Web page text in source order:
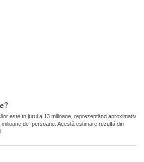
este în jurul a 13 milioane, reprezentând aproximativ
de persoane. Acestă estimare rezultă din